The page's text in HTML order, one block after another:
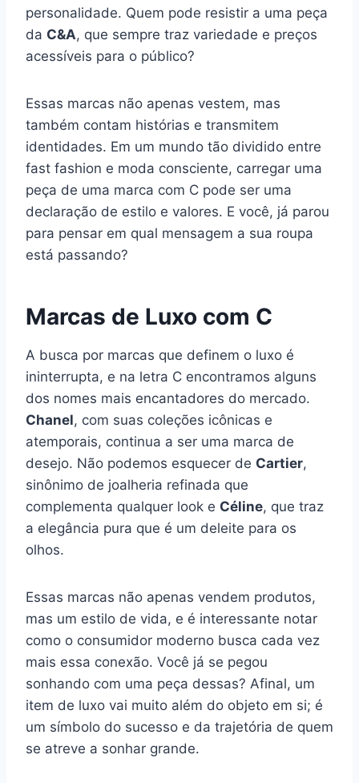
personalidade. Quem pode resistir a uma peça
da C&A, que sempre traz variedade e preços
acessíveis para o público?
Essas marcas não apenas vestem, mas
também contam histórias e transmitem
identidades. Em um mundo tão dividido entre
fast fashion e moda consciente, carregar uma
peça de uma marca com C pode ser uma
declaração de estilo e valores. E você, já parou
para pensar em qual mensagem a sua roupa
está passando?
Marcas de Luxo com C
A busca por marcas que definem o luxo é
ininterrupta, e na letra C encontramos alguns
dos nomes mais encantadores do mercado.
Chanel, com suas coleções icônicas e
atemporais, continua a ser uma marca de
desejo. Não podemos esquecer de Cartier,
sinônimo de joalheria refinada que
complementa qualquer look e Céline, que traz
a elegância pura que é um deleite para os
olhos.
Essas marcas não apenas vendem produtos,
mas um estilo de vida, e é interessante notar
como o consumidor moderno busca cada vez
mais essa conexão. Você já se pegou
sonhando com uma peça dessas? Afinal, um
item de luxo vai muito além do objeto em si; é
um símbolo do sucesso e da trajetória de quem
se atreve a sonhar grande.